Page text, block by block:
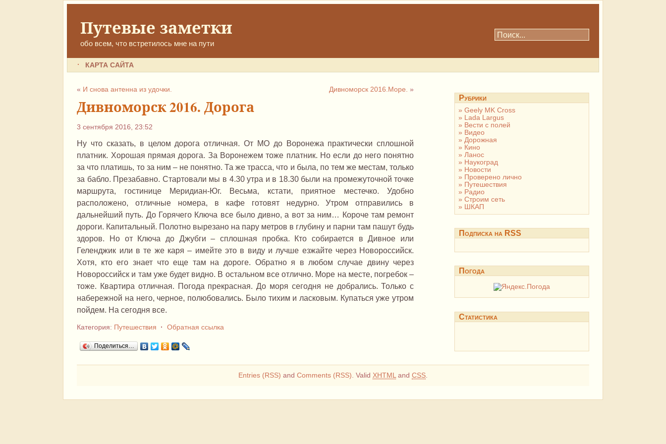
Путевые заметки
обо всем, что встретилось мне на пути
КАРТА САЙТА
« И снова антенна из удочки. Дивноморск 2016.Море. »
Дивноморск 2016. Дорога
3 сентября 2016, 23:52
Ну что сказать, в целом дорога отличная. От МО до Воронежа практически сплошной
платник. Хорошая прямая дорога. За Воронежем тоже платник. Но если до него понятно
за что платишь, то за ним – не понятно. Та же трасса, что и была, по тем же местам, только
за бабло. Презабавно. Стартовали мы в 4.30 утра и в 18.30 были на промежуточной точке
маршрута, гостинице Меридиан-Юг. Весьма, кстати, приятное местечко. Удобно
расположено, отличные номера, в кафе готовят недурно. Утром отправились в
дальнейший путь. До Горячего Ключа все было дивно, а вот за ним… Короче там ремонт
дороги. Капитальный. Полотно вырезано на пару метров в глубину и парни там пашут будь
здоров. Но от Ключа до Джубги – сплошная пробка. Кто собирается в Дивное или
Геленджик или в те же каря – имейте это в виду и лучше езжайте через Новороссийск.
Хотя, кто его знает что еще там на дороге. Обратно я в любом случае двину через
Новороссийск и там уже будет видно. В остальном все отлично. Море на месте, погребок –
тоже. Квартира отличная. Погода прекрасная. До моря сегодня не добрались. Только с
набережной на него, черное, полюбовались. Было тихим и ласковым. Купаться уже утром
пойдем. На сегодня все.
Категория: Путешествия ·Обратная ссылка
Поделиться…
Рубрики
Geely MK Cross
Lada Largus
Вести с полей
Видео
Дорожная
Кино
Ланос
Наукоград
Новости
Проверено лично
Путешествия
Радио
Строим сеть
ШКАП
Подписка на RSS
Погода
Статистика
Entries (RSS) and Comments (RSS). Valid XHTMLand CSS.